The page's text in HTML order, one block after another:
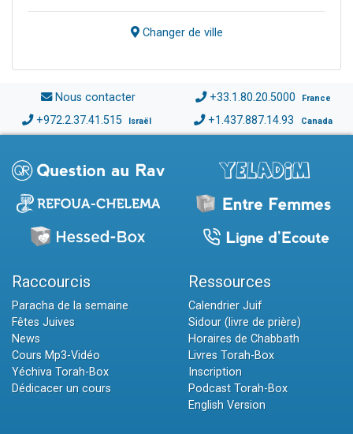
Changer de ville
Nous contacter +33.1.80.20.5000 France
+972.2.37.41.515 Israël +1.437.887.14.93 Canada
Raccourcis
Paracha de la semaine
Fêtes Juives
News
Cours Mp3-Vidéo
Yéchiva Torah-Box
Dédicacer un cours
Ressources
Calendrier Juif
Sidour (livre de prière)
Horaires de Chabbath
Livres Torah-Box
Inscription
Podcast Torah-Box
English Version